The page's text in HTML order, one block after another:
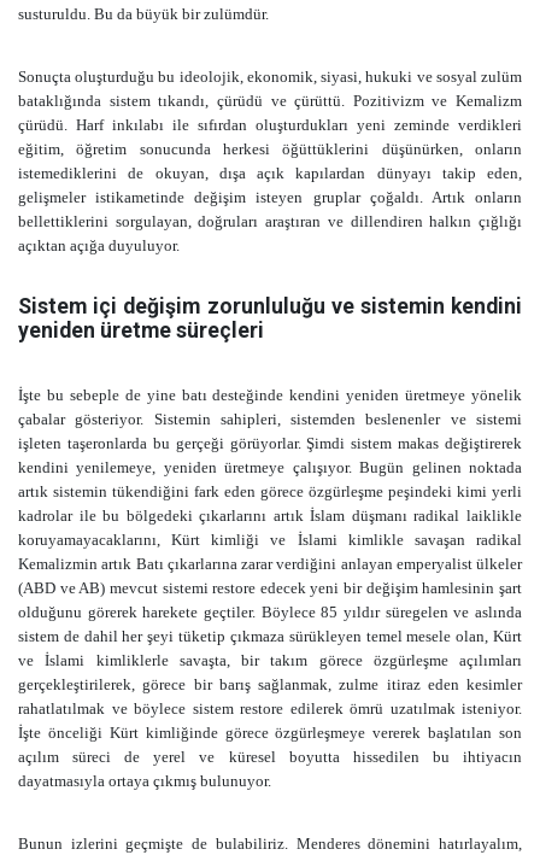
susturuldu. Bu da büyük bir zulümdür.
Sonuçta oluşturduğu bu ideolojik, ekonomik, siyasi, hukuki ve sosyal zulüm
bataklığında sistem tıkandı, çürüdü ve çürüttü. Pozitivizm ve Kemalizm
çürüdü. Harf inkılabı ile sıfırdan oluşturdukları yeni zeminde verdikleri
eğitim, öğretim sonucunda herkesi öğüttüklerini düşünürken, onların
istemediklerini de okuyan, dışa açık kapılardan dünyayı takip eden,
gelişmeler istikametinde değişim isteyen gruplar çoğaldı. Artık onların
bellettiklerini sorgulayan, doğruları araştıran ve dillendiren halkın çığlığı
açıktan açığa duyuluyor.
Sistem içi değişim zorunluluğu ve sistemin kendini
yeniden üretme süreçleri
İşte bu sebeple de yine batı desteğinde kendini yeniden üretmeye yönelik
çabalar gösteriyor. Sistemin sahipleri, sistemden beslenenler ve sistemi
işleten taşeronlarda bu gerçeği görüyorlar. Şimdi sistem makas değiştirerek
kendini yenilemeye, yeniden üretmeye çalışıyor. Bugün gelinen noktada
artık sistemin tükendiğini fark eden görece özgürleşme peşindeki kimi yerli
kadrolar ile bu bölgedeki çıkarlarını artık İslam düşmanı radikal laiklikle
koruyamayacaklarını, Kürt kimliği ve İslami kimlikle savaşan radikal
Kemalizmin artık Batı çıkarlarına zarar verdiğini anlayan emperyalist ülkeler
(ABD ve AB) mevcut sistemi restore edecek yeni bir değişim hamlesinin şart
olduğunu görerek harekete geçtiler. Böylece 85 yıldır süregelen ve aslında
sistem de dahil her şeyi tüketip çıkmaza sürükleyen temel mesele olan, Kürt
ve İslami kimliklerle savaşta, bir takım görece özgürleşme açılımları
gerçekleştirilerek, görece bir barış sağlanmak, zulme itiraz eden kesimler
rahatlatılmak ve böylece sistem restore edilerek ömrü uzatılmak isteniyor.
İşte önceliği Kürt kimliğinde görece özgürleşmeye vererek başlatılan son
açılım süreci de yerel ve küresel boyutta hissedilen bu ihtiyacın
dayatmasıyla ortaya çıkmış bulunuyor.
Bunun izlerini geçmişte de bulabiliriz. Menderes dönemini hatırlayalım,